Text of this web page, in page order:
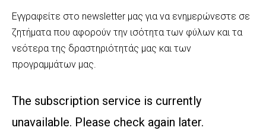
Εγγραφείτε στο newsletter μας για να ενημερώνεστε σε
ζητήματα που αφορούν την ισότητα των φύλων και τα
νεότερα της δραστηριότητάς μας και των
προγραμμάτων μας.
The subscription service is currently
unavailable. Please check again later.